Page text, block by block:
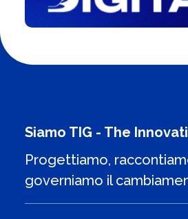
Siamo TIG - The
Progettiamo,
governiamo il